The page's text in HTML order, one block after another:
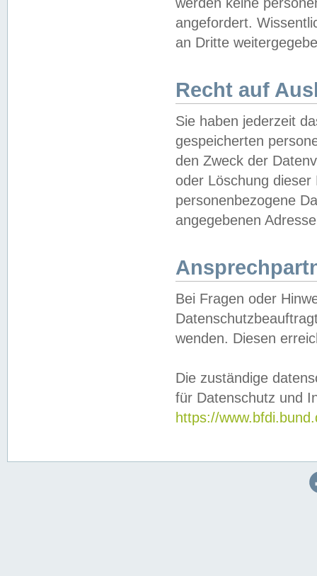
werden keine
angefordert.
an Dritte
Recht auf
Sie haben jederzeit
gespeicherten
den Zweck der
oder Löschung
personenbezogene
angegebenen
Bei Fragen oder
wenden. Diesen
Die zuständige
für Datenschutz und
https://